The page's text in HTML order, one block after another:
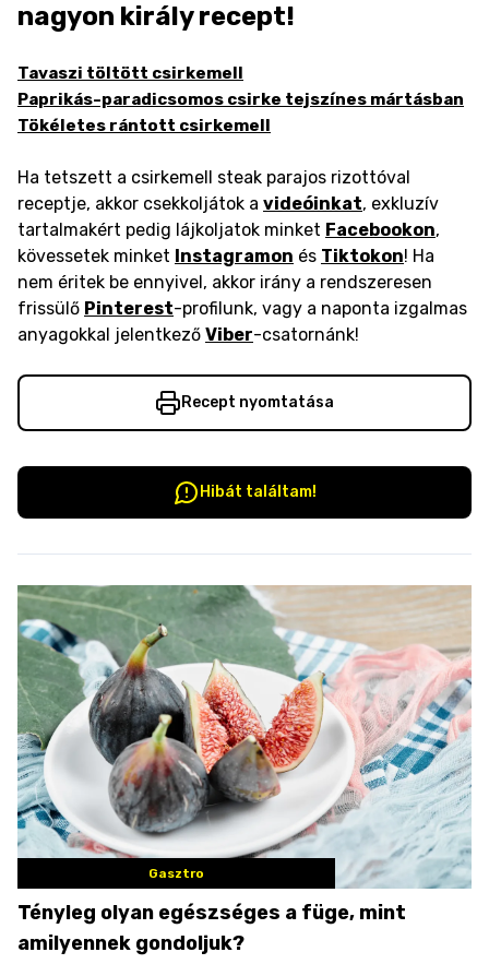
nagyon király recept!
Tavaszi töltött csirkemell
Paprikás-paradicsomos csirke tejszínes mártásban
Tökéletes rántott csirkemell
Ha tetszett a csirkemell steak parajos rizottóval
receptje, akkor csekkoljátok a videóinkat, exkluzív
tartalmakért pedig lájkoljatok minket Facebookon,
kövessetek minket Instagramon és Tiktokon! Ha
nem éritek be ennyivel, akkor irány a rendszeresen
frissülő Pinterest-profilunk, vagy a naponta izgalmas
anyagokkal jelentkező Viber-csatornánk!
Recept nyomtatása
Hibát találtam!
Gasztro
Tényleg olyan egészséges a füge, mint
amilyennek gondoljuk?